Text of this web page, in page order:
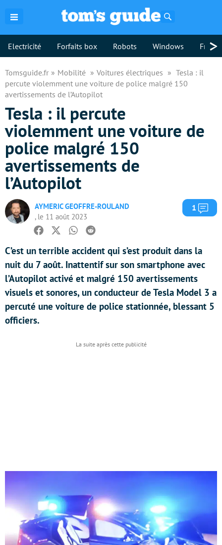
Electricité Forfaits box Robots Windows >
Tomsguide.fr Mobilité Voitures électriques
Tesla : il
percute violemment une voiture de police malgré 150
avertissements de l’Autopilot
Tesla : il percute
violemment une voiture de
police malgré 150
avertissements de
l’Autopilot
AYMERIC GEOFFRE-ROULAND
, le 11 août 2023
1
Facebook
TwitterWhatsapp
Reddit
C’est un terrible accident qui s’est produit dans la
nuit du 7 août. Inattentif sur son smartphone avec
l’Autopilot activé et malgré 150 avertissements
visuels et sonores, un conducteur de Tesla Model 3 a
percuté une voiture de police stationnée, blessant 5
officiers.